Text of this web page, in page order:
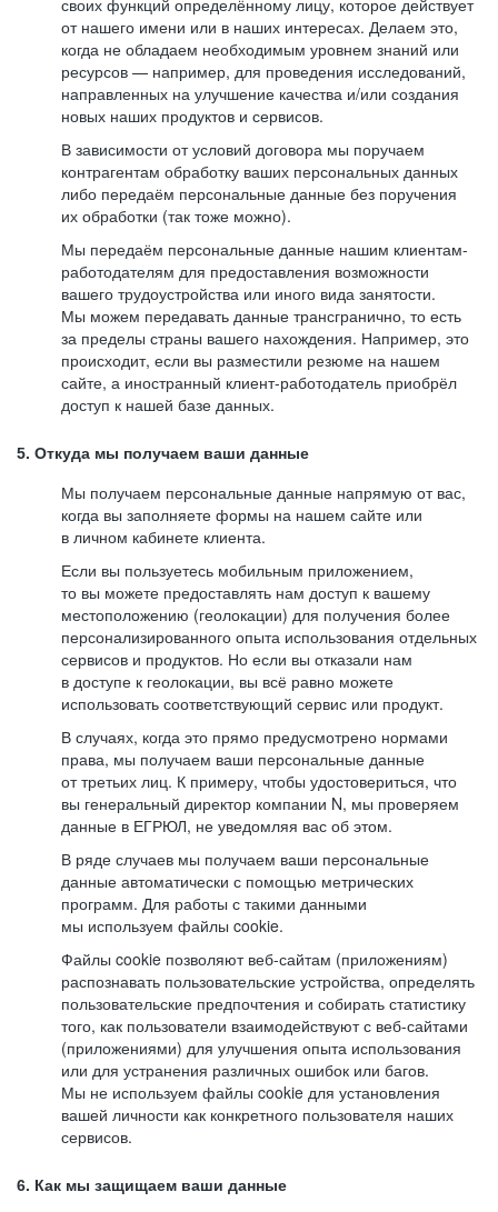
своих функций определённому лицу, которое действует
от нашего имени или в наших интересах. Делаем это,
когда не обладаем необходимым уровнем знаний или
ресурсов — например, для проведения исследований,
направленных на улучшение качества и/или создания
новых наших продуктов и сервисов.
В зависимости от условий договора мы поручаем
контрагентам обработку ваших персональных данных
либо передаём персональные данные без поручения
их обработки (так тоже можно).
Мы передаём персональные данные нашим клиентам-
работодателям для предоставления возможности
вашего трудоустройства или иного вида занятости.
Мы можем передавать данные трансгранично, то есть
за пределы страны вашего нахождения. Например, это
происходит, если вы разместили резюме на нашем
сайте, а иностранный клиент-работодатель приобрёл
доступ к нашей базе данных.
5. Откуда мы получаем ваши данные
Мы получаем персональные данные напрямую от вас,
когда вы заполняете формы на нашем сайте или
в личном кабинете клиента.
Если вы пользуетесь мобильным приложением,
то вы можете предоставлять нам доступ к вашему
местоположению (геолокации) для получения более
персонализированного опыта использования отдельных
сервисов и продуктов. Но если вы отказали нам
в доступе к геолокации, вы всё равно можете
использовать соответствующий сервис или продукт.
В случаях, когда это прямо предусмотрено нормами
права, мы получаем ваши персональные данные
от третьих лиц. К примеру, чтобы удостовериться, что
вы генеральный директор компании N, мы проверяем
данные в ЕГРЮЛ, не уведомляя вас об этом.
В ряде случаев мы получаем ваши персональные
данные автоматически с помощью метрических
программ. Для работы с такими данными
мы используем файлы cookie.
Файлы cookie позволяют веб-сайтам (приложениям)
распознавать пользовательские устройства, определять
пользовательские предпочтения и собирать статистику
того, как пользователи взаимодействуют с веб-сайтами
(приложениями) для улучшения опыта использования
или для устранения различных ошибок или багов.
Мы не используем файлы cookie для установления
вашей личности как конкретного пользователя наших
сервисов.
6. Как мы защищаем ваши данные